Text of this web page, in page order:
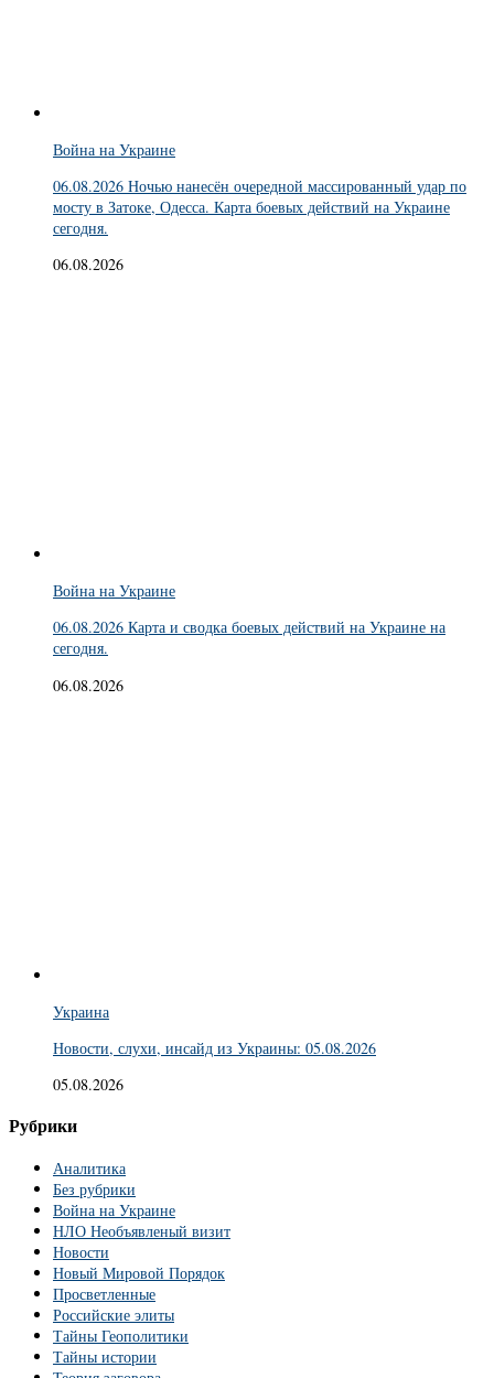
Война на Украине
06.08.2026 Ночью нанесён очередной массированный удар по
мосту в Затоке, Одесса. Карта боевых действий на Украине
сегодня.
06.08.2026
Война на Украине
06.08.2026 Карта и сводка боевых действий на Украине на
сегодня.
06.08.2026
Украина
Новости, слухи, инсайд из Украины: 05.08.2026
05.08.2026
Рубрики
Аналитика
Без рубрики
Война на Украине
НЛО Необъявленый визит
Новости
Новый Мировой Порядок
Просветленные
Российские элиты
Тайны Геополитики
Тайны истории